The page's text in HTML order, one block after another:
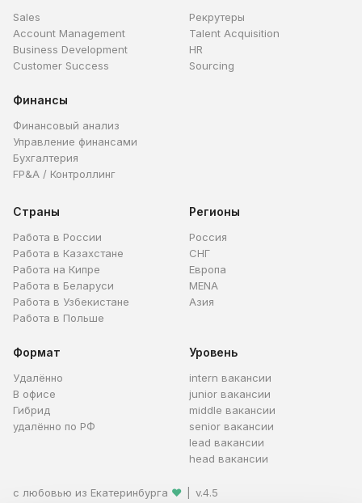
Sales
Account Management
Business Development
Customer Success
Рекрутеры
Talent Acquisition
HR
Sourcing
Финансы
Финансовый анализ
Управление финансами
Бухгалтерия
FP&A / Контроллинг
Страны
Работа в России
Работа в Казахстане
Работа на Кипре
Работа в Беларуси
Работа в Узбекистане
Работа в Польше
Регионы
Россия
СНГ
Европа
MENA
Азия
Формат
Удалённо
В офисе
Гибрид
удалённо по РФ
Уровень
intern вакансии
junior вакансии
middle вакансии
senior вакансии
lead вакансии
head вакансии
с любовью из Екатеринбурга ❤ v.4.5